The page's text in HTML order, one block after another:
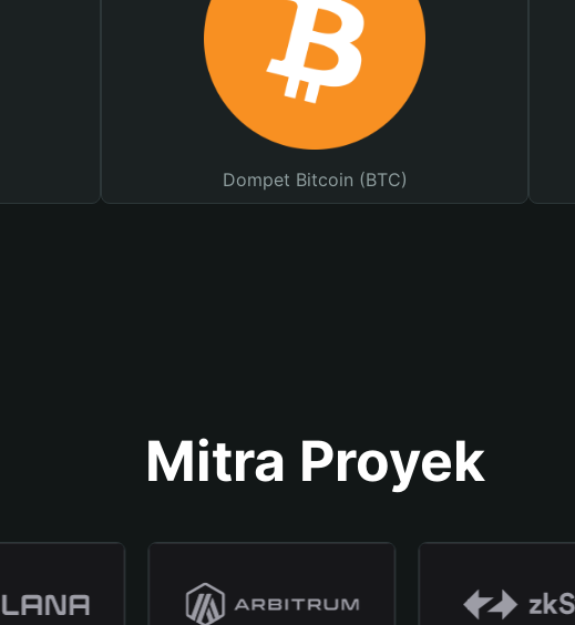
Dompet Bitcoin (BTC)
Mitra Proyek